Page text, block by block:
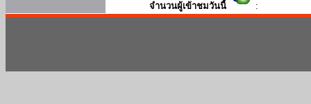
จำนวนผู้เข้าชมวันนี้ :